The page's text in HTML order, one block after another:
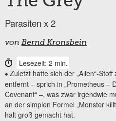
Parasiten x 2
von Bernd Kronsbein
Lesezeit: 2 min.
• Zuletzt hatte sich der „Alien“-
entfernt – sprich in „Prometheus –
Covenant“ –, was zwar irgendwie
an der simplen Formel „Monster
halt groß gemacht hat.